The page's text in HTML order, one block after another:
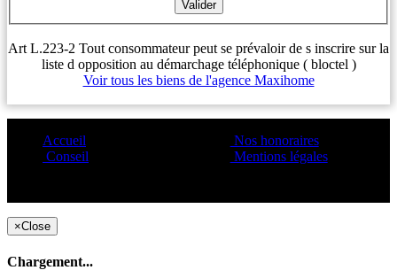
Art L.223-2 Tout consommateur peut se prévaloir de s inscrire sur la
liste d opposition au démarchage téléphonique ( bloctel )
Voir tous les biens de l'agence Maxihome
Accueil
Conseil
Nos honoraires
Mentions légales
×Close
Chargement...